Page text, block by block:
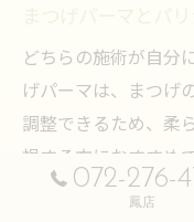
まつげパーマとパ
どちらの施術が自分
げパーマは、まつげ
調整できるため、柔
視する方におすすめ
つげでも根元からし
072-276-
鳳店